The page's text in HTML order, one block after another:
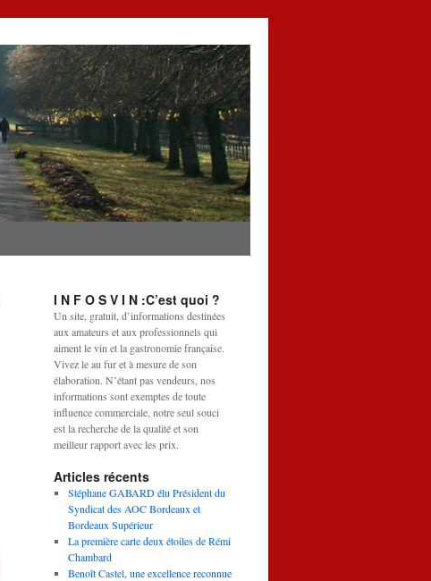
I N F O S V I N :C’est quoi ?
Un site, gratuit, d’informations destinées
aux amateurs et aux professionnels qui
aiment le vin et la gastronomie française.
Vivez le au fur et à mesure de son
élaboration. N’étant pas vendeurs, nos
informations sont exemptes de toute
influence commerciale, notre seul souci
est la recherche de la qualité et son
meilleur rapport avec les prix.
Articles récents
Stéphane GABARD élu Président du
Syndicat des AOC Bordeaux et
Bordeaux Supérieur
La première carte deux étoiles de Rémi
Chambard
Benoît Castel, une excellence reconnue